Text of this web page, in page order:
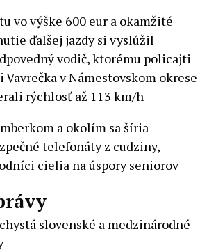
vo výške 600 eur a okamžité
ďalšej jazdy si vyslúžil
vodič, ktorému policajti
Vavrečka v Námestovskom okrese
rýchlosť až 113 km/h
a okolím sa šíria
telefonáty z cudziny,
cielia na úspory seniorov
slovenské a medzinárodné